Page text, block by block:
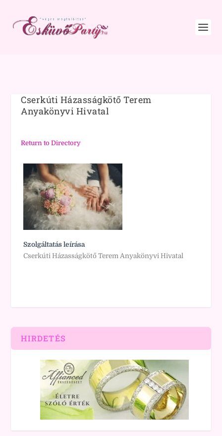
Cserkúti Házasságkötő Terem
Anyakönyvi Hivatal
Return to Directory
Szolgáltatás leírása
Cserkúti Házasságkötő Terem Anyakönyvi Hivatal
HIRDETÉS